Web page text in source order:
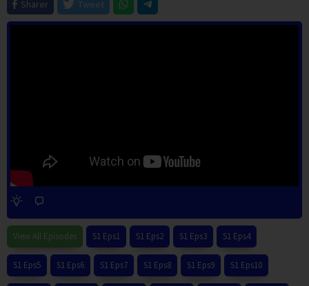
Sharer
Tweet
View All Episodes S1 Eps1 S1 Eps2 S1 Eps3 S1 Eps4
S1 Eps5 S1 Eps6 S1 Eps7 S1 Eps8 S1 Eps9 S1 Eps10